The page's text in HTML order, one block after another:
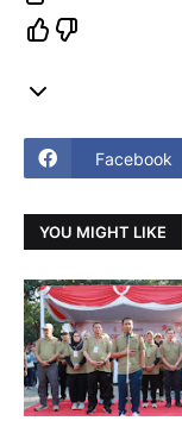
Facebook
YOU MIGHT LIKE